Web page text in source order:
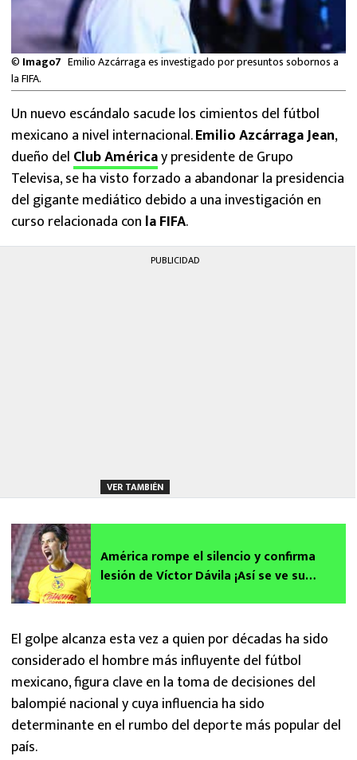
NFL
© Imago7 Emilio Azcárraga es investigado por presuntos sobornos a
la FIFA.
Un nuevo escándalo sacude los cimientos del fútbol
mexicano a nivel internacional.Emilio Azcárraga Jean,
dueño del Club Américay presidente de Grupo
Televisa, se ha visto forzado a abandonar la presidencia
del gigante mediático debido a una investigación en
curso relacionada con la FIFA.
PUBLICIDAD
VER TAMBIÉN
América rompe el silencio y confirma
lesión de Víctor Dávila ¡Así se ve su
El golpe alcanza esta vez a quien por décadas ha sido
considerado el hombre más influyente del fútbol
mexicano, figura clave en la toma de decisiones del
balompié nacional y cuya influencia ha sido
determinante en el rumbo del deporte más popular del
país.